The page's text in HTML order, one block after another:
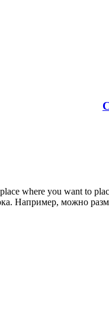
where you want to
Например, можно